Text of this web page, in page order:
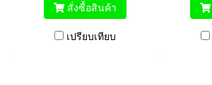
สั่งซื้อสินค้า
เปรียบเทียบ